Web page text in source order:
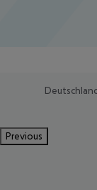
Previous